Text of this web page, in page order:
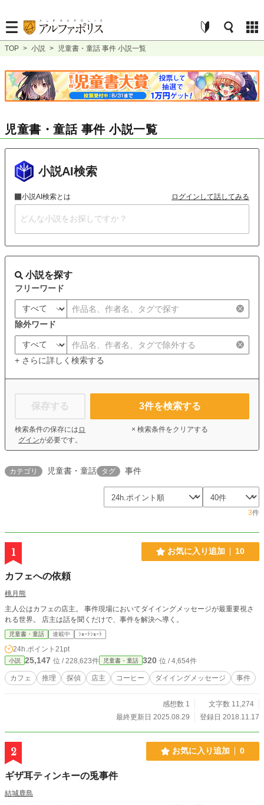
TOP > 小説 > 児童書・童話 事件 小説一覧
児童書・童話 事件 小説一覧
小説AI検索
小説AI検索とは ログインして話してみる
小説を探す
フリーワード
除外ワード
+ さらに詳しく検索する
保存する
検索条件の保存には ロ
グインが必要です。
3件を検索する
× 検索条件をクリアする
カテゴリ 児童書・童話 タグ 事件
3件
1 お気に入り追加 10
カフェへの依頼
桃月熊
主人公はカフェの店主。 事件現場においてダイイングメッセージが最重要視さ
れる世界。 店主は話を聞くだけで、事件を解決へ導く。
児童書・童話 連載中 ｼｮｰﾄｼｮｰﾄ
24h.ポイント 21pt
小説 25,147 位 / 228,623件 児童書・童話 320 位 / 4,654件
カフェ 推理 探偵 店主 コーヒー ダイイングメッセージ 事件
感想数 1
文字数 11,274
最終更新日 2025.08.29
登録日 2018.11.17
2 お気に入り追加 0
ギザ耳ティンキーの兎事件
結城鹿島